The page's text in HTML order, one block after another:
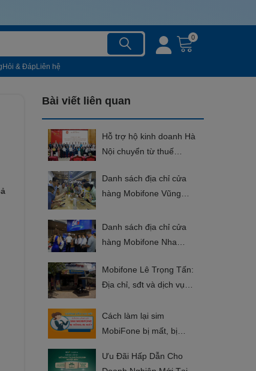
Hỏi & Đáp Liên hệ
0
Bài viết liên quan
Hỗ trợ hộ kinh doanh Hà
Nội chuyển từ thuế
Danh sách địa chỉ cửa
hàng Mobifone Vũng
Danh sách địa chỉ cửa
hàng Mobifone Nha
Mobifone Lê Trọng Tấn:
Địa chỉ, sđt và dịch vụ
Cách làm lại sim
MobiFone bị mất, bị
Ưu Đãi Hấp Dẫn Cho